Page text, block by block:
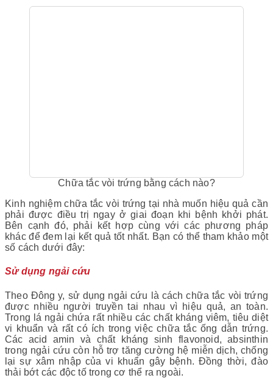
Chữa tắc vòi trứng bằng cách nào?
Kinh nghiệm chữa tắc vòi trứng tại nhà muốn hiệu quả cần
phải được điều trị ngay ở giai đoạn khi bệnh khởi phát.
Bên cạnh đó, phải kết hợp cùng với các phương pháp
khác để đem lại kết quả tốt nhất. Bạn có thể tham khảo một
số cách dưới đây:
Sử dụng ngải cứu
Theo Đông y, sử dụng ngải cứu là cách chữa tắc vòi trứng
được nhiều người truyền tai nhau vì hiệu quả, an toàn.
Trong lá ngải chứa rất nhiều các chất kháng viêm, tiêu diệt
vi khuẩn và rất có ích trong việc chữa tắc ống dẫn trứng.
Các acid amin và chất kháng sinh flavonoid, absinthin
trong ngải cứu còn hỗ trợ tăng cường hệ miễn dịch, chống
lại sự xâm nhập của vi khuẩn gây bệnh. Đồng thời, đào
thải bớt các độc tố trong cơ thể ra ngoài.